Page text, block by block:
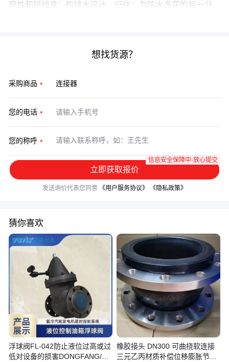
容性和接线盒
的排水设计。记住：为防水多花的每一分
想找货源？
采购商品
您的电话
您的称呼
立即获取报价
信息安全保障中·放心提交
发送询价代表您同意 《用户服务协议》 《隐私政策》
猜你喜欢
浮球阀FL-042防止液位过高或过
低对设备的损害DONGFANG/东
橡胶接头 DN300 可曲挠软连接
三元乙丙材质补偿位移膨胀节减